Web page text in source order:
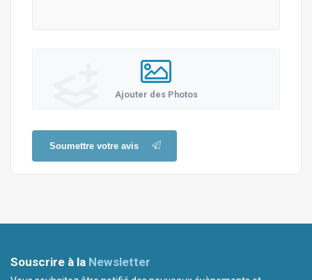
Ajouter des Photos
Soumettre votre avis
Souscrire à la Newsletter